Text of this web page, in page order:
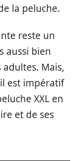
la peluche.
reste un
aussi bien
Mais,
est impératif
XXL en
et de ses